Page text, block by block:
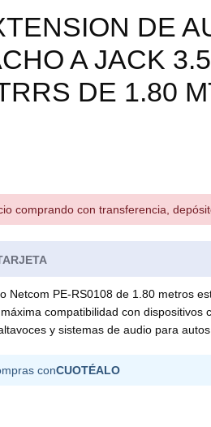
DE
A JACK
DE 1.80
comprando con transferencia,
Netcom PE-RS0108 de 1.80 metros
compatibilidad con dispositivos
y sistemas de audio para autos.
conCUOTÉALO